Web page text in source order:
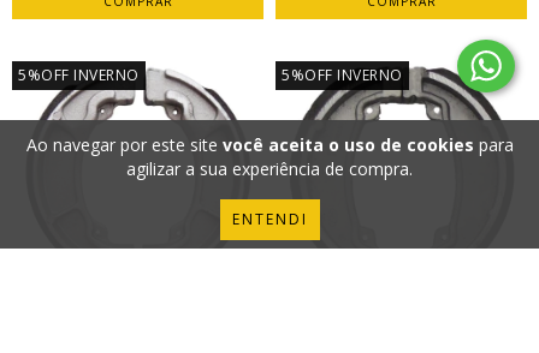
Ao navegar por este site você aceita o uso de cookies para
agilizar a sua experiência de compra.
ENTENDI
5%OFF INVERNO 5%OFF INVERNO